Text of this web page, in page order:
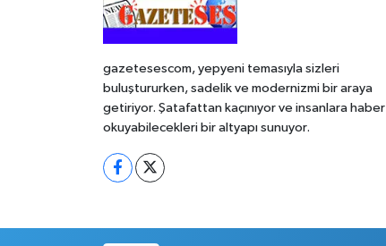
gazetesescom, yepyeni temasıyla sizleri
buluştururken, sadelik ve modernizmi bir araya
getiriyor. Şatafattan kaçınıyor ve insanlara haber
okuyabilecekleri bir altyapı sunuyor.